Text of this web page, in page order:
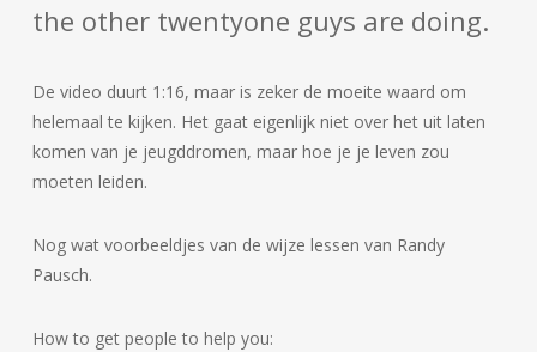
the other twentyone guys are doing.
De video duurt 1:16, maar is zeker de moeite waard om
helemaal te kijken. Het gaat eigenlijk niet over het uit laten
komen van je jeugddromen, maar hoe je je leven zou
moeten leiden.
Nog wat voorbeeldjes van de wijze lessen van Randy
Pausch.
How to get people to help you: